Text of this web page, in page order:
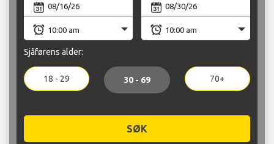
Sjåførens alder:
18 - 29 30 - 69 70+
SØK